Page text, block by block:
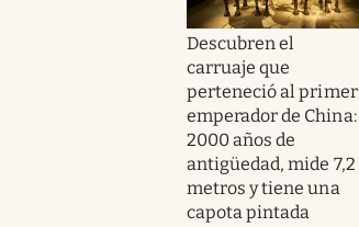
Descubren el
carruaje que
perteneció al primer
emperador de China:
2000 años de
antigüedad, mide 7,2
metros y tiene una
capota pintada